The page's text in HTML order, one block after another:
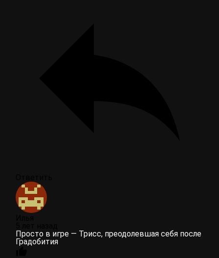
Просто в игре — Трисс, преодолевшая себя после
Градобития